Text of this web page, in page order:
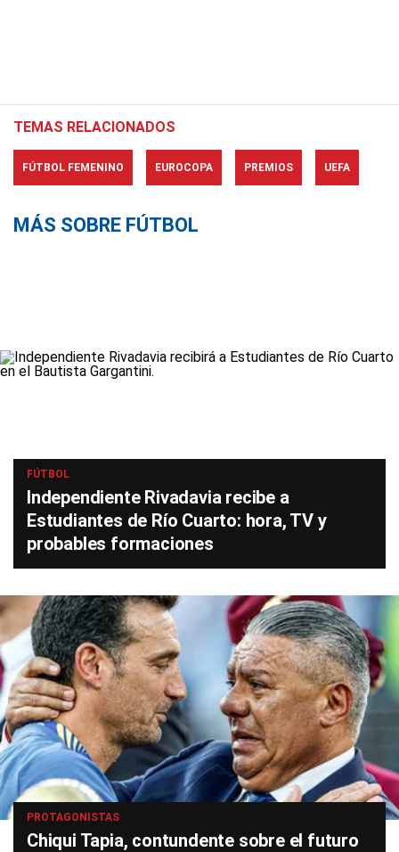
TEMAS RELACIONADOS
FÚTBOL FEMENINO EUROCOPA PREMIOS UEFA
MÁS SOBRE FÚTBOL
FÚTBOL
Independiente Rivadavia recibe a
Estudiantes de Río Cuarto: hora, TV y
probables formaciones
PROTAGONISTAS
Chiqui Tapia, contundente sobre el futuro